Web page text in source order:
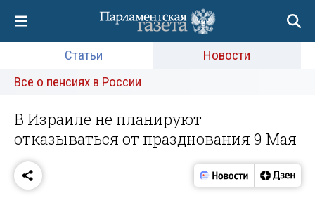
Статьи
Новости
Все о пенсиях в России
В Израиле не планируют
отказываться от празднования 9 Мая